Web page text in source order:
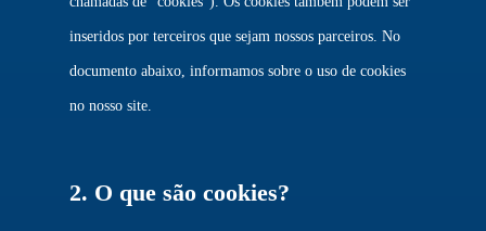
inseridos por terceiros que sejam nossos parceiros. No
documento abaixo, informamos sobre o uso de cookies
no nosso site.
2. O que são cookies?